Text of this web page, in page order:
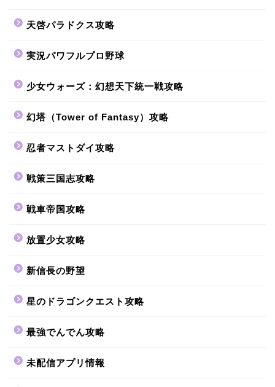
天啓パラドクス攻略
実況パワフルプロ野球
少女ウォーズ：幻想天下統一戦攻略
幻塔（Tower of Fantasy）攻略
忍者マストダイ攻略
戦策三国志攻略
戦車帝国攻略
放置少女攻略
新信長の野望
星のドラゴンクエスト攻略
最強でんでん攻略
未配信アプリ情報